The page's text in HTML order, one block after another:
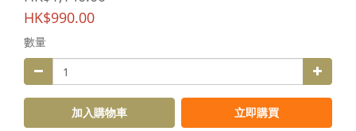
HK$990.00
數量
加入購物車 立即購買